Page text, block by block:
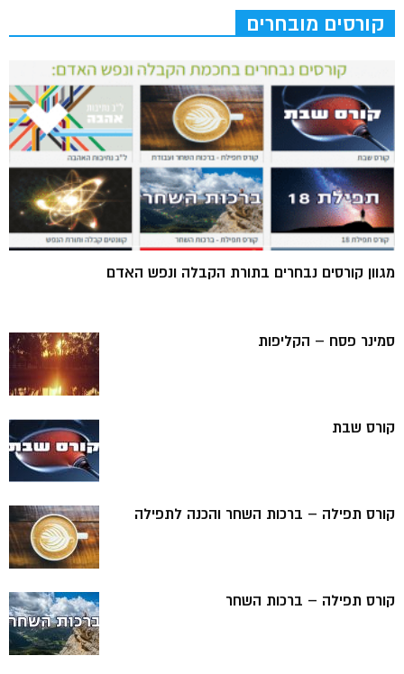
קורסים מובחרים
מגוון קורסים נבחרים בתורת הקבלה ונפש האדם
סמינר פסח – הקליפות
קורס שבת
קורס תפילה – ברכות השחר והכנה לתפילה
קורס תפילה – ברכות השחר